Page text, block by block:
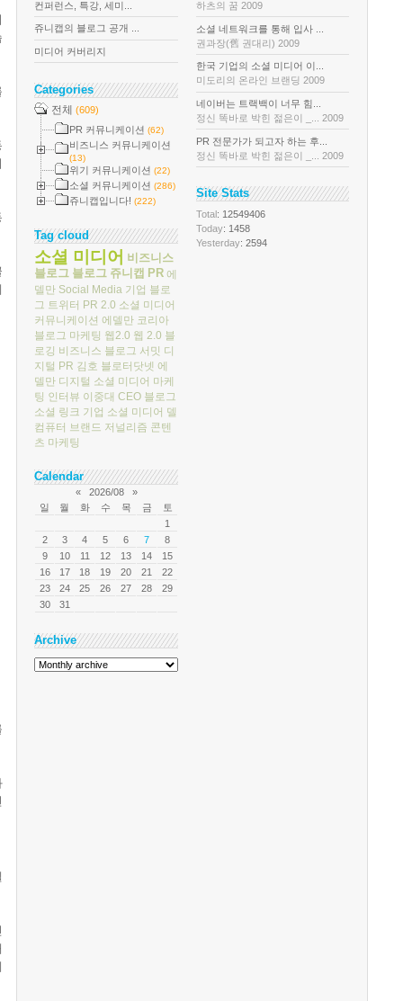
컨퍼런스, 특강, 세미...
쥬니캡의 블로그 공개 ...
미디어 커버리지
Categories
전체 (609)
PR 커뮤니케이션 (62)
비즈니스 커뮤니케이션
(13)
위기 커뮤니케이션 (22)
소셜 커뮤니케이션 (286)
쥬니캡입니다! (222)
Tag cloud
소셜 미디어 비즈니스
블로그 블로그 쥬니캡 PR 에
델만 Social Media 기업 블로
그 트위터 PR 2.0 소셜 미디어
커뮤니케이션 에델만 코리아
블로그 마케팅 웹2.0 웹 2.0 블
로깅 비즈니스 블로그 서밋 디
지털 PR 김호 블로터닷넷 에
델만 디지털 소셜 미디어 마케
팅 인터뷰 이중대 CEO 블로그
소셜 링크 기업 소셜 미디어 델
컴퓨터 브랜드 저널리즘 콘텐
츠 마케팅
Calendar
« 2026/08
»
일
월 화 수 목 금
토
1
2
3 4 5 6 7
8
9
10 11 12 13 14
15
16
17 18 19 20 21
22
23
24 25 26 27 28
29
30
31
Archive
하츠의 꿈 2009
소셜 네트워크를 통해 입사 ...
권과장(舊 권대리) 2009
한국 기업의 소셜 미디어 이...
미도리의 온라인 브랜딩 2009
네이버는 트랙백이 너무 힘...
정신 똑바로 박힌 젊은이 _... 2009
PR 전문가가 되고자 하는 후...
정신 똑바로 박힌 젊은이 _... 2009
Site Stats
Total: 12549406
Today: 1458
Yesterday: 2594